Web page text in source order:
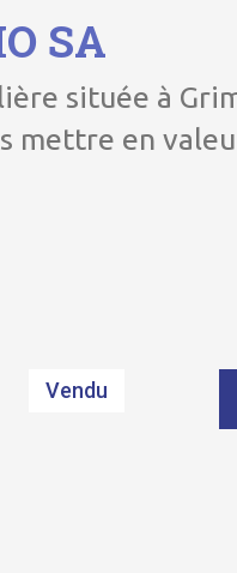
SA
située à
mettre en
Vendu